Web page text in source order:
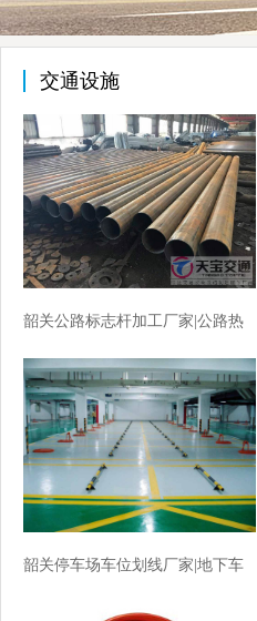
交通设施
韶关公路标志杆加工厂家|公路热
韶关停车场车位划线厂家|地下车